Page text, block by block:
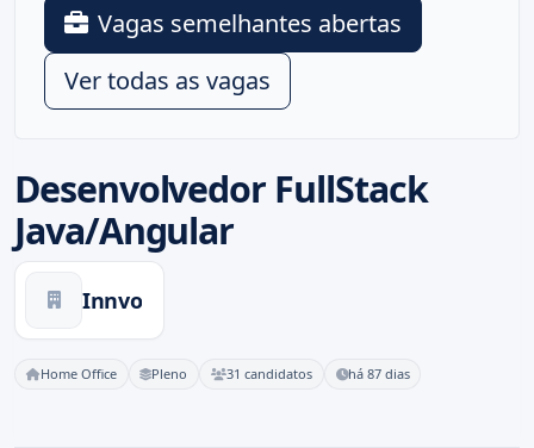
Desenvolvedor FullStack
Java/Angular
Innvo
Home Office Pleno 31 candidatos há 87 dias
Vagas semelhantes abertas
Ver todas as vagas